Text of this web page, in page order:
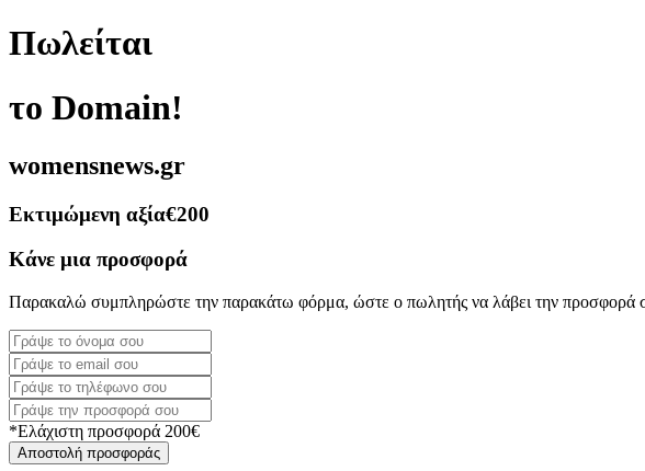
Πωλείται
το Domain!
womensnews.gr
Εκτιμώμενη αξία€200
Κάνε μια προσφορά
Παρακαλώ συμπληρώστε την παρακάτω φόρμα, ώστε ο πωλητής να λάβει την προσφορά
*Ελάχιστη προσφορά 200€
Αποστολή προσφοράς